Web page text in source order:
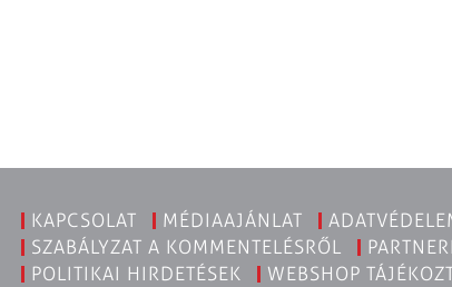
KAPCSOLAT MÉDIAAJÁNLAT
SZABÁLYZAT A KOMMENTELÉSRŐL
POLITIKAI HIRDETÉSEK
WEBSHOP